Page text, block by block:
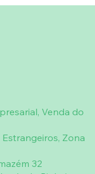
Venda do
Zona
32